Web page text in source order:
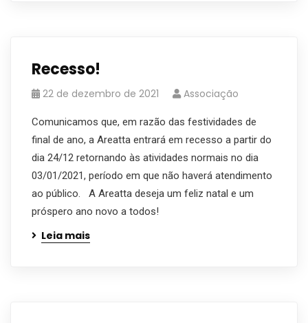
Recesso!
22 de dezembro de 2021 Associação
Comunicamos que, em razão das festividades de
final de ano, a Areatta entrará em recesso a partir do
dia 24/12 retornando às atividades normais no dia
03/01/2021, período em que não haverá atendimento
ao público. A Areatta deseja um feliz natal e um
próspero ano novo a todos!
Leia mais